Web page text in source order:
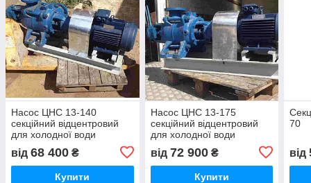
Насос ЦНС 13-140
секційний відцентровий
для холодної води
від 68 400 ₴
Купити
Насос ЦНС 13-175
секційний відцентровий
для холодної води
від 72 900₴
Купити
70
від